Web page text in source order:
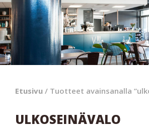
Etusivu / Tuotteet avainsanalla
ULKOSEINÄVALO